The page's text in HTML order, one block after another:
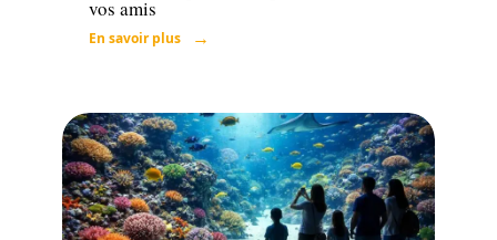
vos amis
En savoir plus
Loisirs